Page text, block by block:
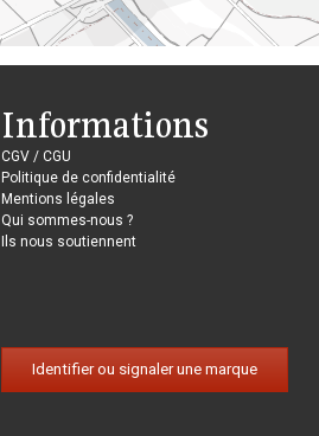
Informations
CGV / CGU
Politique de confidentialité
Mentions légales
Qui sommes-nous ?
Ils nous soutiennent
Identifier ou signaler une marque